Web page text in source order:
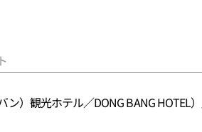
）観光ホテル／DONG BANG HOTEL